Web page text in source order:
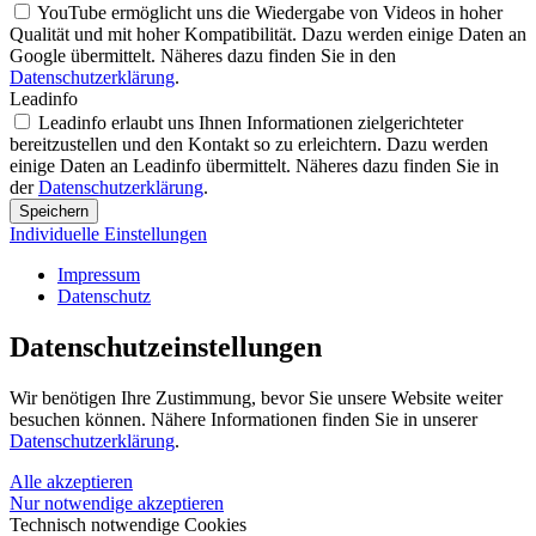
YouTube ermöglicht uns die Wiedergabe von Videos in hoher
Qualität und mit hoher Kompatibilität. Dazu werden einige Daten an
Google übermittelt. Näheres dazu finden Sie in den
Datenschutzerklärung.
Leadinfo
Leadinfo erlaubt uns Ihnen Informationen zielgerichteter
bereitzustellen und den Kontakt so zu erleichtern. Dazu werden
einige Daten an Leadinfo übermittelt. Näheres dazu finden Sie in
derDatenschutzerklärung.
Speichern
Individuelle Einstellungen
Impressum
Datenschutz
Datenschutz­einstellungen
Wir benötigen Ihre Zustimmung, bevor Sie unsere Website weiter
besuchen können. Nähere Informationen finden Sie in unserer
Datenschutzerklärung.
Alle akzeptieren
Nur notwendige akzeptieren
Technisch notwendige Cookies